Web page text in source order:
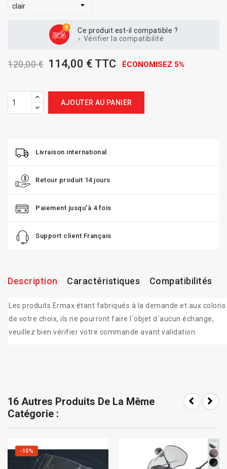
Ce produit est-il compatible ?
Vérifier la compatibilité
120,00 € 114,00 € TTC ÉCONOMISEZ 5%
AJOUTER AU PANIER
Livraison international
Retour produit 14 jours
Paiement jusqu'à 4 fois
Support client Français
Description Caractéristiques Compatibilités
Les produits Ermax étant fabriqués à la demande et aux coloris
de votre choix, ils ne pourront faire l´objet d´aucun échange,
veuillez bien vérifier votre commande avant validation.
16 Autres Produits De La Même
Catégorie :
-15%